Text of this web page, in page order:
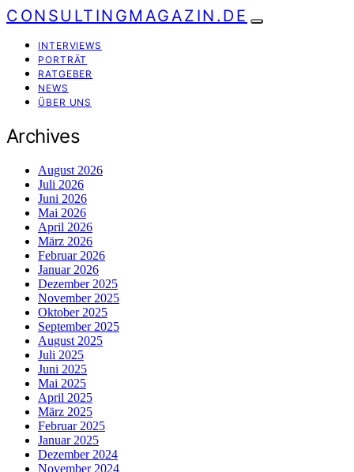
CONSULTINGMAGAZIN.DE
INTERVIEWS
PORTRÄT
RATGEBER
NEWS
ÜBER UNS
Archives
August 2026
Juli 2026
Juni 2026
Mai 2026
April 2026
März 2026
Februar 2026
Januar 2026
Dezember 2025
November 2025
Oktober 2025
September 2025
August 2025
Juli 2025
Juni 2025
Mai 2025
April 2025
März 2025
Februar 2025
Januar 2025
Dezember 2024
November 2024